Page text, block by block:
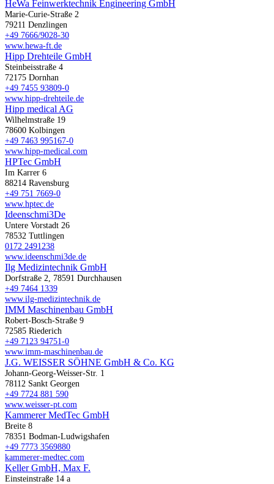
HeWa Feinwerktechnik Engineering GmbH
Marie-Curie-Straße 2
79211 Denzlingen
+49 7666/9028-30
www.hewa-ft.de
Hipp Drehteile GmbH
Steinbeisstraße 4
72175 Dornhan
+49 7455 93809-0
www.hipp-drehteile.de
Hipp medical AG
Wilhelmstraße 19
78600 Kolbingen
+49 7463 995167-0
www.hipp-medical.com
HPTec GmbH
Im Karrer 6
88214 Ravensburg
+49 751 7669-0
www.hptec.de
Ideenschmi3De
Untere Vorstadt 26
78532 Tuttlingen
0172 2491238
www.ideenschmi3de.de
Ilg Medizintechnik GmbH
Dorfstraße 2, 78591 Durchhausen
+49 7464 1339
www.ilg-medizintechnik.de
IMM Maschinenbau GmbH
Robert-Bosch-Straße 9
72585 Riederich
+49 7123 94751-0
www.imm-maschinenbau.de
J.G. WEISSER SÖHNE GmbH & Co. KG
Johann-Georg-Weisser-Str. 1
78112 Sankt Georgen
+49 7724 881 590
www.weisser-pt.com
Kammerer MedTec GmbH
Breite 8
78351 Bodman-Ludwigshafen
+49 7773 3569880
kammerer-medtec.com
Keller GmbH, Max F.
Einsteinstraße 14 a